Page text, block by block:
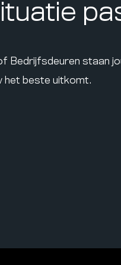
Bedrijfsdeuren staan
het beste uitkomt.